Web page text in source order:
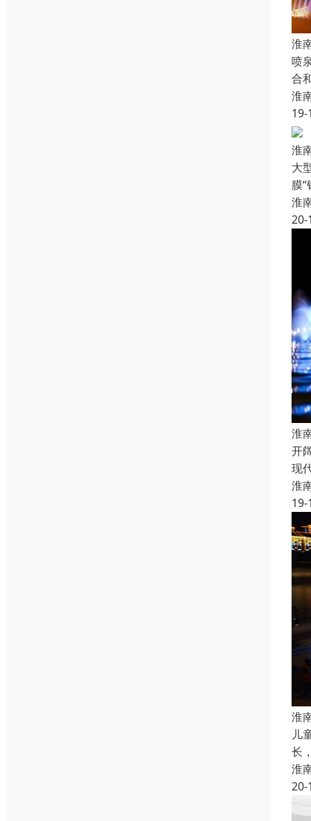
淮
喷
合
淮
19-
淮
大
膜
淮
20-
淮
开
现
淮
19-
淮
儿
长
淮
20-